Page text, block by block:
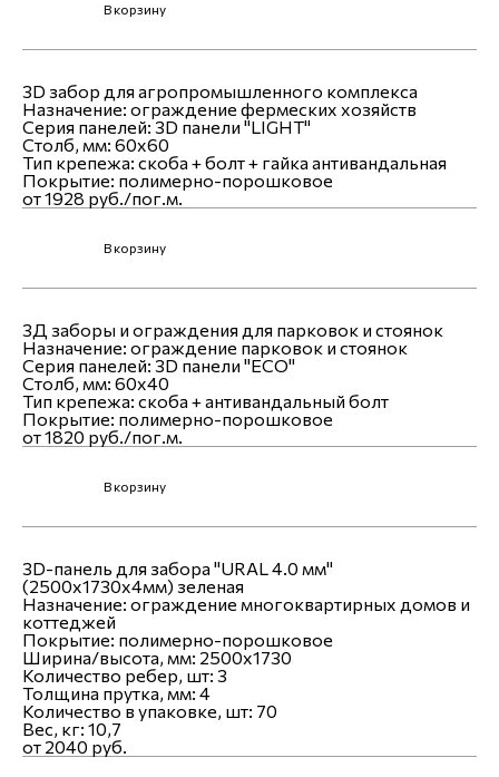
В корзину
3D забор для агропромышленного комплекса
Назначение: ограждение фермеских хозяйств
Серия панелей: 3D панели "LIGHT"
Столб, мм: 60х60
Тип крепежа: скоба + болт + гайка антивандальная
Покрытие: полимерно-порошковое
от 1928 руб./пог.м.
В корзину
3Д заборы и ограждения для парковок и стоянок
Назначение: ограждение парковок и стоянок
Серия панелей: 3D панели "ECO"
Столб, мм: 60х40
Тип крепежа: скоба + антивандальный болт
Покрытие: полимерно-порошковое
от 1820 руб./пог.м.
В корзину
3D-панель для забора "URAL 4.0 мм"
(2500х1730х4мм) зеленая
Назначение: ограждение многоквартирных домов и
коттеджей
Покрытие: полимерно-порошковое
Ширина/высота, мм: 2500x1730
Количество ребер, шт: 3
Толщина прутка, мм: 4
Количество в упаковке, шт: 70
Вес, кг: 10,7
от 2040 руб.